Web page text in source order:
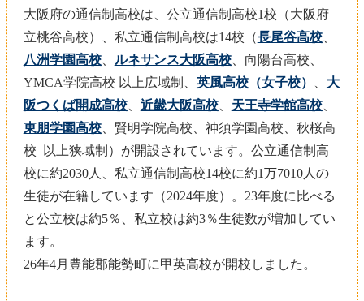
大阪府の通信制高校は、公立通信制高校1校（大阪府
立桃谷高校）、私立通信制高校は14校（長尾谷高校、
八洲学園高校、 ルネサンス大阪高校、向陽台高校、
YMCA学院高校 以上広域制、 英風高校（女子校）
大
阪つくば開成高校、 近畿大阪高校、 天王寺学館高校、
東朋学園高校、賢明学院高校、神須学園高校、秋桜高
校 以上狭域制）が開設されています。公立通信制高
校に約2030人、私立通信制高校14校に約1万7010人の
生徒が在籍しています（2024年度）。23年度に比べる
と公立校は約5％、私立校は約3％生徒数が増加してい
ます。
26年4月豊能郡能勢町に甲英高校が開校しました。